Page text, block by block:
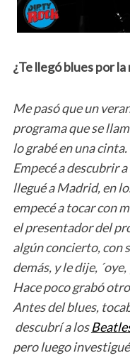
¿Te llegó blues por la
Me pasó que un
programa que se
lo grabé en una
Empecé a descubrir
llegué a Madrid, en
empecé a tocar con
el presentador del
algún concierto, con
demás, y le dije,
Hace poco grabó
Antes del blues,
descubrí a los
pero luego